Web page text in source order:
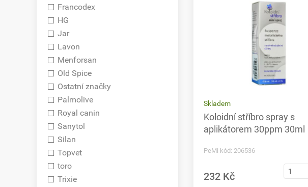
Francodex
HG
Jar
Lavon
Menforsan
Old Spice
Ostatní značky
Palmolive
Royal canin
Sanytol
Silan
Topvet
toro
Trixie
Skladem
Koloidní stříbro spray s
aplikátorem 30ppm 30ml
PeMi kód: 206536
232 Kč